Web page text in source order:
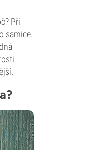
Při
samice.